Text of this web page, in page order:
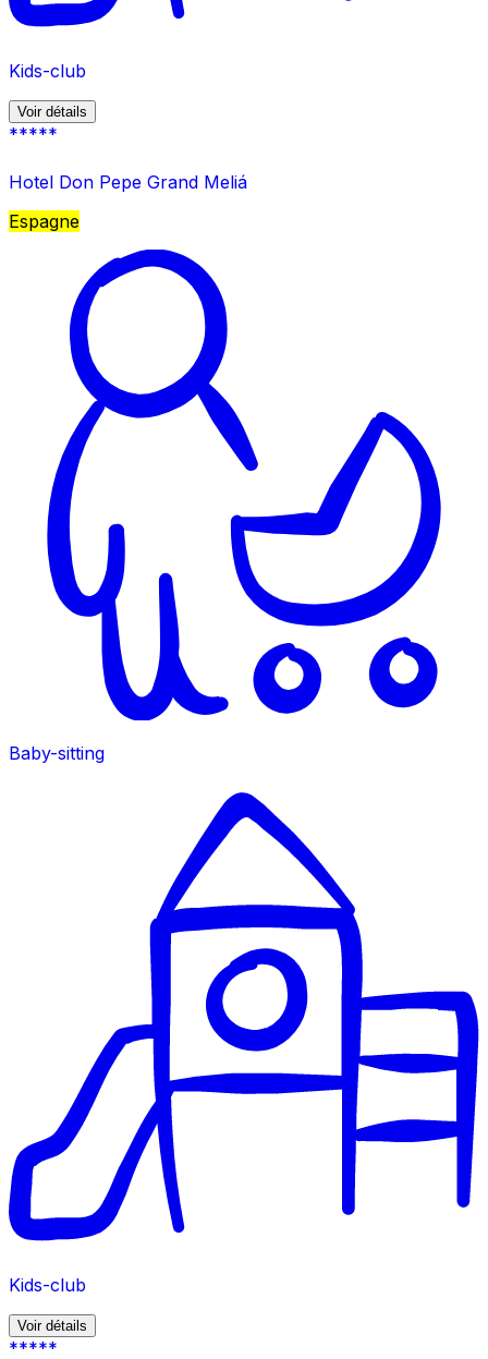
Kids-club
Voir détails
*****
Hotel Don Pepe Grand Meliá
Espagne
Baby-sitting
Kids-club
Voir détails
*****